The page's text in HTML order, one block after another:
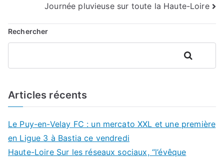
l’article
Journée pluvieuse sur toute la Haute-Loire
Rechercher
Rechercher
Articles récents
Le Puy-en-Velay FC : un mercato XXL et une première
en Ligue 3 à Bastia ce vendredi
Haute-Loire Sur les réseaux sociaux, “l’évêque